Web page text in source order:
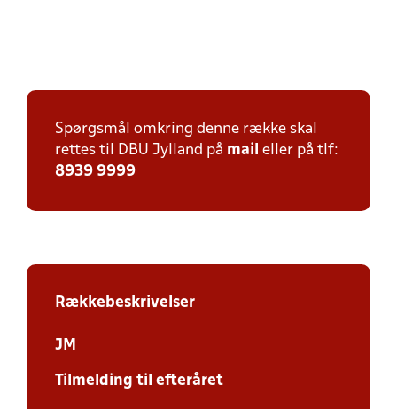
Spørgsmål omkring denne række skal
rettes til DBU Jylland på mail eller på tlf:
8939 9999
Rækkebeskrivelser
JM
Tilmelding til efteråret